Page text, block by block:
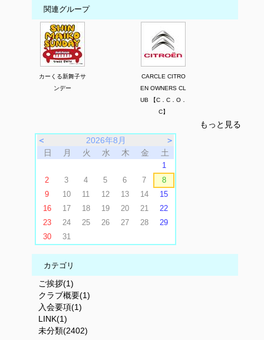
関連グループ
カーくる新舞子サ
ンデー
CARCLE CITRO
EN OWNERS CL
UB 【C．C．O．
C】
もっと見る
＜
2026年8月
＞
日
月 火 水 木 金 土
1
2
3 4 5 6 7
8
9
10 11 12 13 14
15
16
17 18 19 20 21
22
23
24 25 26 27 28
29
30
31
カテゴリ
ご挨拶(1)
クラブ概要(1)
入会要項(1)
LINK(1)
未分類(2402)